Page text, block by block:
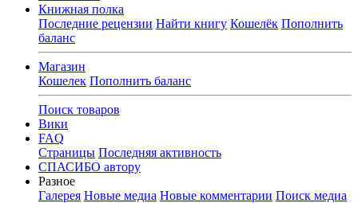
Книжная полка
Последние рецензии Найти книгу Кошелёк Пополнить
баланс
Магазин
Кошелек Пополнить баланс
Поиск товаров
Вики
FAQ
Страницы Последняя активность
СПАСИБО автору
Разное
Галерея Новые медиа Новые комментарии Поиск медиа